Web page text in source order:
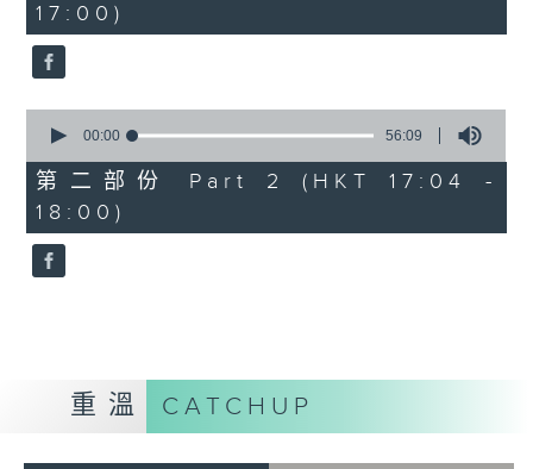
10
seconds
17:00)
seconds
56
minutes,
9
seconds
00:00 56:09
第二部份 Part 2 (HKT 17:04 -
18:00)
重溫 CATCHUP